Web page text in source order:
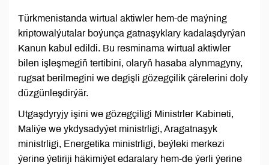
Türkmenistanda wirtual aktiwler hem-de maýning
kriptowalýutalar boýunça gatnaşyklary kadalaşdyrýan
Kanun kabul edildi. Bu resminama wirtual aktiwler
bilen işleşmegiň tertibini, olaryň hasaba alynmagyny,
rugsat berilmegini we degişli gözegçilik çärelerini doly
düzgünleşdirýär.
Utgaşdyryjy işini we gözegçiligi Ministrler Kabineti,
Maliýe we ykdysadyýet ministrligi, Aragatnaşyk
ministrligi, Energetika ministrligi, beýleki merkezi
ýerine ýetiriji häkimiýet edaralary hem-de ýerli ýerine